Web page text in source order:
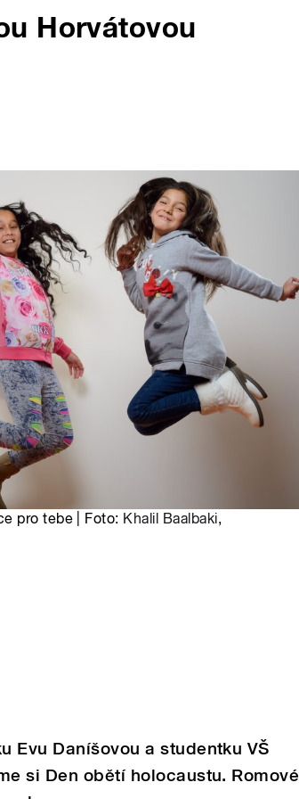
Horvátovou
pro tebe | Foto: Khalil Baalbaki,
Evu Daníšovou a studentku VŠ
si Den obětí holocaustu. Romové